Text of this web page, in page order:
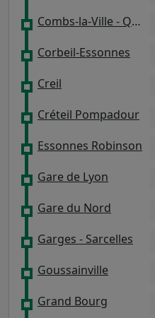
Combs-la-Ville - Quincy
Corbeil-Essonnes
Creil
Créteil Pompadour
Essonnes Robinson
Gare de Lyon
Gare du Nord
Garges - Sarcelles
Goussainville
Grand Bourg